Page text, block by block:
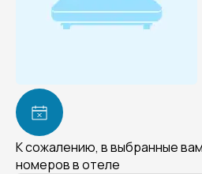
К сожалению, в выбранные
номеров в отеле